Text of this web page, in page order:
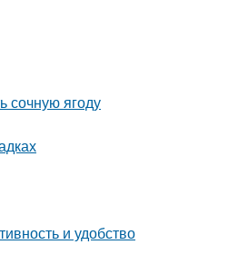
сочную ягоду
и удобство